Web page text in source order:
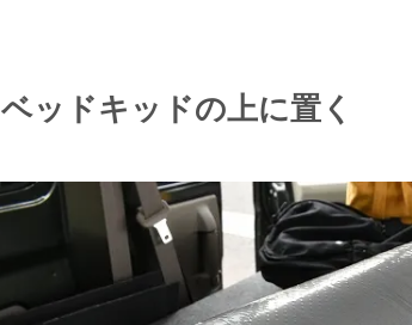
ベッドキッドの上に置く